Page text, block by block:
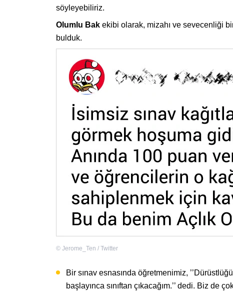
söyleyebiliriz.
Olumlu Bak ekibi olarak, mizahı ve sevecenliği
bulduk.
© Jerome_Ten / Twitter
Bir sınav esnasında öğretmenimiz,
başlayınca sınıftan çıkacağım.’’ dedi. Biz